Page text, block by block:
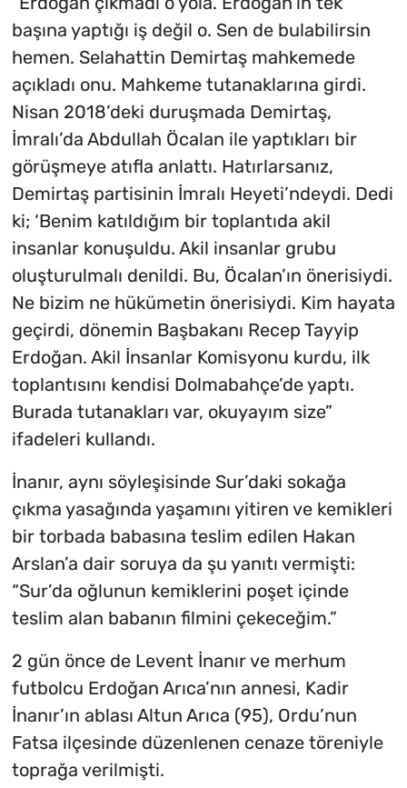
başına yaptığı iş değil o. Sen de bulabilirsin
hemen. Selahattin Demirtaş mahkemede
açıkladı onu. Mahkeme tutanaklarına girdi.
Nisan 2018’deki duruşmada Demirtaş,
İmralı’da Abdullah Öcalan ile yaptıkları bir
görüşmeye atıfla anlattı. Hatırlarsanız,
Demirtaş partisinin İmralı Heyeti’ndeydi. Dedi
ki; ‘Benim katıldığım bir toplantıda akil
insanlar konuşuldu. Akil insanlar grubu
oluşturulmalı denildi. Bu, Öcalan’ın önerisiydi.
Ne bizim ne hükümetin önerisiydi. Kim hayata
geçirdi, dönemin Başbakanı Recep Tayyip
Erdoğan. Akil İnsanlar Komisyonu kurdu, ilk
toplantısını kendisi Dolmabahçe’de yaptı.
Burada tutanakları var, okuyayım size”
ifadeleri kullandı.
İnanır, aynı söyleşisinde Sur’daki sokağa
çıkma yasağında yaşamını yitiren ve kemikleri
bir torbada babasına teslim edilen Hakan
Arslan’a dair soruya da şu yanıtı vermişti:
“Sur’da oğlunun kemiklerini poşet içinde
teslim alan babanın filmini çekeceğim.”
2 gün önce de Levent İnanır ve merhum
futbolcu Erdoğan Arıca’nın annesi, Kadir
İnanır’ın ablası Altun Arıca (95), Ordu’nun
Fatsa ilçesinde düzenlenen cenaze töreniyle
toprağa verilmişti.